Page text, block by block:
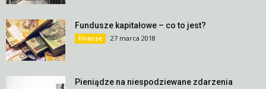
Fundusze kapitałowe – co to jest?
Finanse 27 marca 2018
Pieniądze na niespodziewane zdarzenia